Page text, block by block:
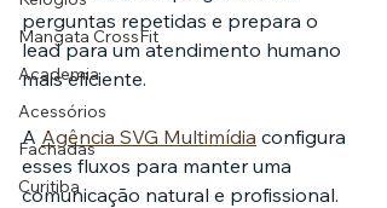
Mangata CrossFit
Academia
Acessórios
Fachadas
Curitiba
perguntas repetidas e prepara o
lead para um atendimento humano
mais eficiente.
A Agência SVG Multimídia configura
esses fluxos para manter uma
comunicação natural e profissional.